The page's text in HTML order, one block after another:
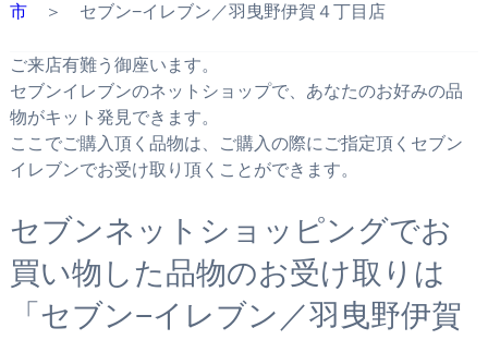
市＞ セブン−イレブン／羽曳野伊賀４丁目店
ご来店有難う御座います。
セブンイレブンのネットショップで、あなたのお好みの品
物がキット発見できます。
ここでご購入頂く品物は、ご購入の際にご指定頂くセブン
イレブンでお受け取り頂くことができます。
セブンネットショッピングでお
買い物した品物のお受け取りは
「セブン−イレブン／羽曳野伊賀